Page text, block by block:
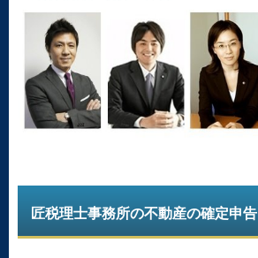
匠税理士事務所の不動産の確定申告